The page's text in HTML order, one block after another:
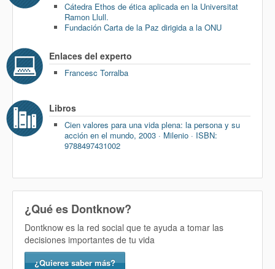
Cátedra Ethos de ética aplicada en la Universitat
Ramon Llull.
Fundación Carta de la Paz dirigida a la ONU
Enlaces del experto
Francesc Torralba
Libros
Cien valores para una vida plena: la persona y su
acción en el mundo, 2003 · Milenio · ISBN:
9788497431002
¿Qué es Dontknow?
Dontknow es la red social que te ayuda a tomar las
decisiones importantes de tu vida
¿Quieres saber más?